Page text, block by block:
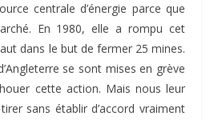
centrale d’énergie parce que
En 1980, elle a rompu cet
dans le but de fermer 25 mines.
se sont mises en grève
cette action. Mais nous leur
sans établir d’accord vraiment